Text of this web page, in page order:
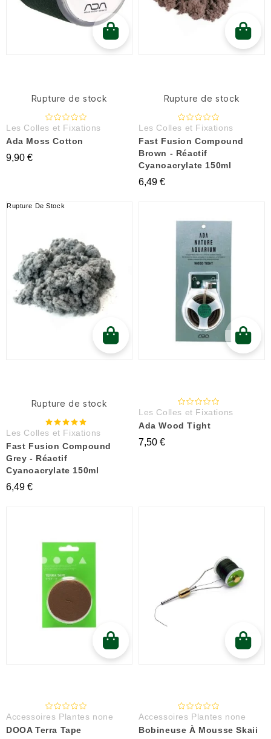
Rupture de stock
Les Colles et Fixations
Ada Moss Cotton
9,90 €
Rupture de stock
Les Colles et Fixations
Fast Fusion Compound
Brown - Réactif
Cyanoacrylate 150ml
6,49 €
Rupture De Stock
Rupture de stock
Les Colles et Fixations
Fast Fusion Compound
Grey - Réactif
Cyanoacrylate 150ml
6,49 €
Les Colles et Fixations
Ada Wood Tight
7,50 €
Accessoires Plantes none
DOOA Terra Tape
Accessoires Plantes none
Bobineuse À Mousse Skaii